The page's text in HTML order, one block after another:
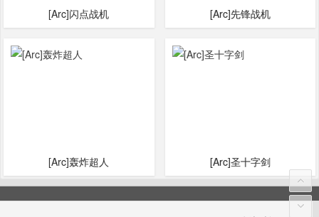
[Arc]闪点战机 [Arc]先锋战机
[Arc]轰炸超人 [Arc]圣十字剑